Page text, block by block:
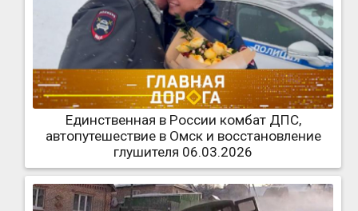
Единственная в России комбат ДПС,
автопутешествие в Омск и восстановление
глушителя 06.03.2026